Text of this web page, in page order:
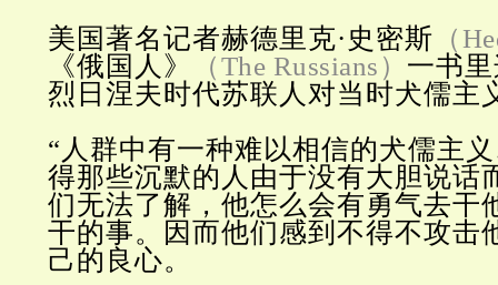
美国著名记者赫德里克·史密斯 （
《俄国人》
（The Russians） 一书
烈日涅夫时代苏联人对当时犬儒
“人群中有一种难以相信的犬儒主
得那些沉默的人由于没有大胆说话
们无法了解，他怎么会有勇气去干
干的事。因而他们感到不得不攻击
己的良心。